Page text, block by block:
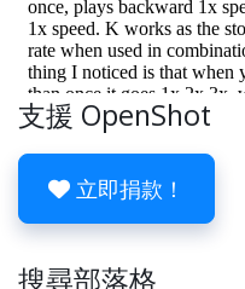
支援 OpenShot
立即捐款！
搜尋部落格